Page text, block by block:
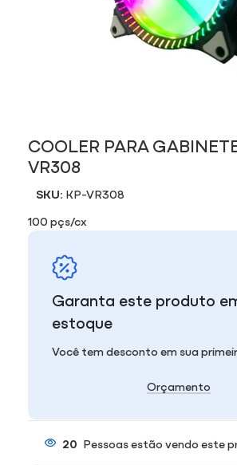
COOLER PARA
VR308
SKU: KP-VR308
100 pçs/cx
Garanta este produto
estoque
Você tem desconto em sua
Orçamento
20 Pessoas estão vendo este